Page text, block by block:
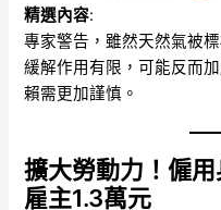
精選內容:
專家警告，雖然天然氣被
緩解作用有限，可能反而
賴需更加謹慎。
擴大勞動力！僱
雇主1.3萬元